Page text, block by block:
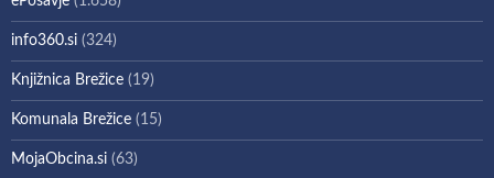
info360.si (324)
Knjižnica Brežice (19)
Komunala Brežice (15)
MojaObcina.si (63)